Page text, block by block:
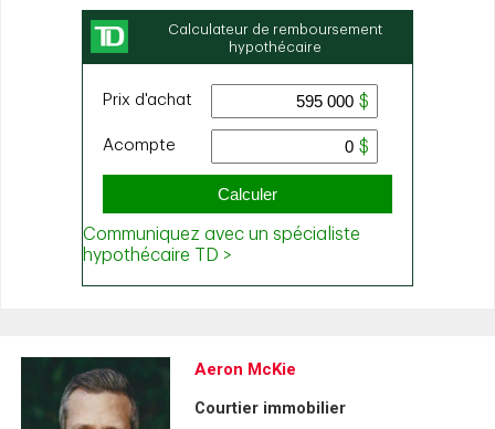
Aeron McKie
Courtier immobilier